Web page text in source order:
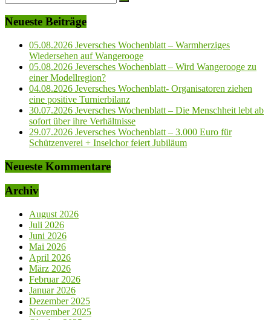
Neueste Beiträge
05.08.2026 Jeversches Wochenblatt – Warmherziges
Wiedersehen auf Wangerooge
05.08.2026 Jeversches Wochenblatt – Wird Wangerooge zu
einer Modellregion?
04.08.2026 Jeversches Wochenblatt- Organisatoren ziehen
eine positive Turnierbilanz
30.07.2026 Jeversches Wochenblatt – Die Menschheit lebt ab
sofort über ihre Verhältnisse
29.07.2026 Jeversches Wochenblatt – 3.000 Euro für
Schützenverei + Inselchor feiert Jubiläum
Neueste Kommentare
Archiv
August 2026
Juli 2026
Juni 2026
Mai 2026
April 2026
März 2026
Februar 2026
Januar 2026
Dezember 2025
November 2025